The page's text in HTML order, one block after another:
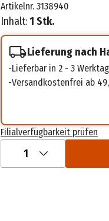
Artikelnr. 3138940
Inhalt:1 Stk.
Lieferung nach
Lieferbar in 2 - 3
Versandkostenfrei ab
Filialverfügbarkeit prüfen
1